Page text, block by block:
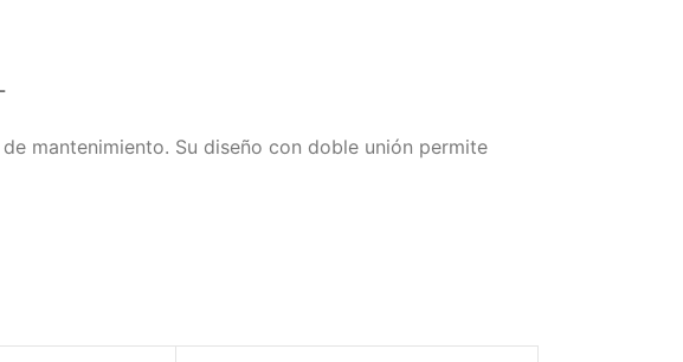
mantenimiento. Su diseño con doble unión permite